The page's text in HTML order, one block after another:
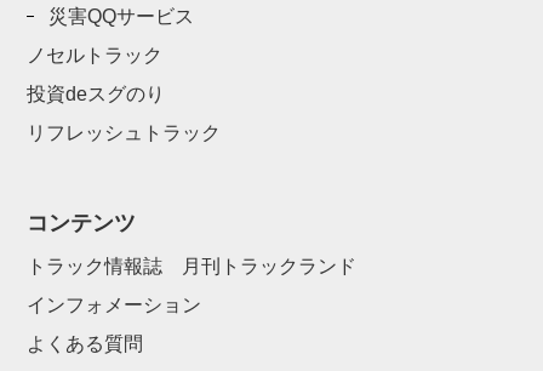
災害QQサービス
ノセルトラック
投資deスグのり
リフレッシュトラック
コンテンツ
トラック情報誌 月刊トラックランド
インフォメーション
よくある質問